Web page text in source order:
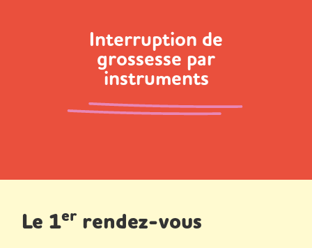
Interruption de
grossesse par
instruments
Le 1er rendez-vous